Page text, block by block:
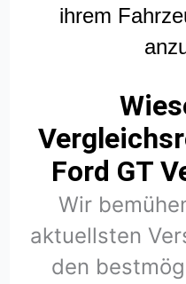
ihrem
Ford GT
Wir
aktuellsten
den